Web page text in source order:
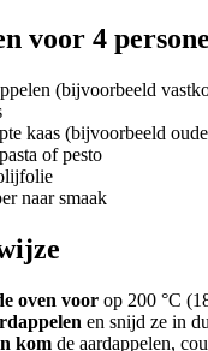
voor 4
(bijvoorbeeld
kaas (bijvoorbeeld
of pesto
naar smaak
oven voor op 200 °C
en snijd ze in
kom de aardappelen,